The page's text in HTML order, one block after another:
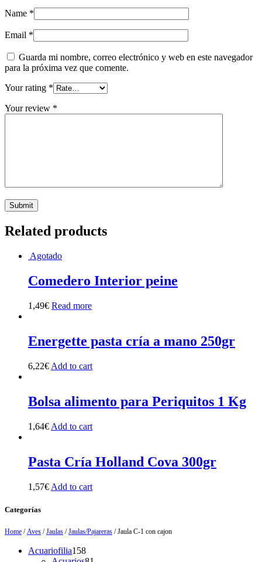
Name *
Email *
Guarda mi nombre, correo electrónico y web en este navegador
para la próxima vez que comente.
Your rating *
Your review *
Related products
Agotado
Comedero Interior peine
1,49€ Read more
Energette pasta cría a mano 250gr
6,22€ Add to cart
Bolsa alimento para Periquitos 1 Kg
1,64€ Add to cart
Pasta Cría Holland Cova 300gr
1,57€ Add to cart
Categorías
Home /Aves /Jaulas /Jaulas/Pajareras / Jaula C-1 con cajon
Acuariofilia158158